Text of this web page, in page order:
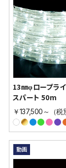
13㎜φロープラ
スパート 50m
￥137,500～（税
動画